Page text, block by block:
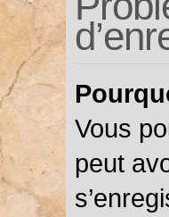
Vous
peut